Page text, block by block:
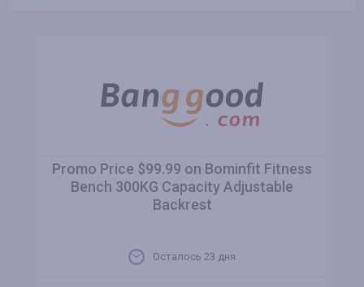
Promo Price $99.99 on Bominfit Fitness
Bench 300KG Capacity Adjustable
Backrest
Осталось 23 дня